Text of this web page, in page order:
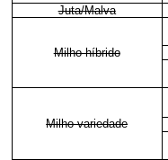
Juta/Malva
Milho híbrido
Milho variedade